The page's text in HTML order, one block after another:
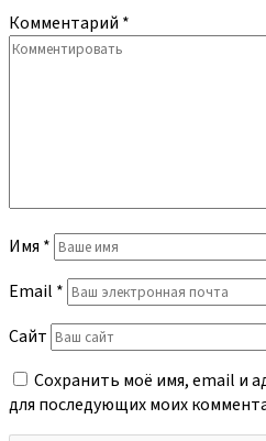
Комментарий *
Имя *
Email *
Сайт
Сохранить моё имя, email и
для последующих моих